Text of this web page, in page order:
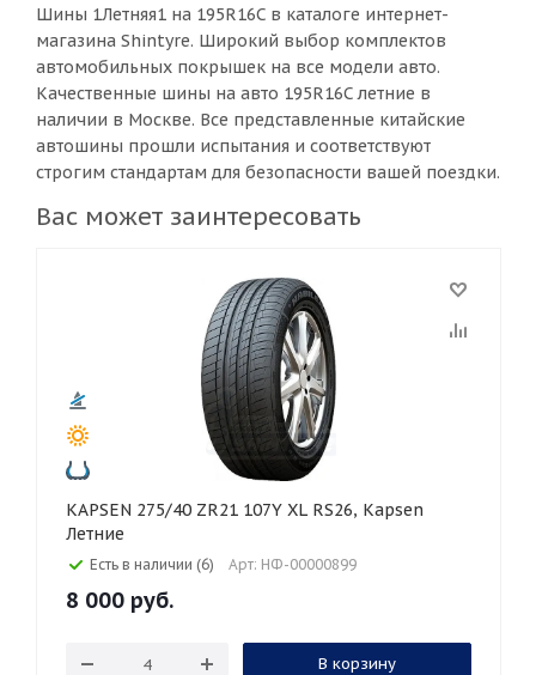
Шины 1Летняя1 на 195R16C в каталоге интернет-
магазина Shintyre. Широкий выбор комплектов
автомобильных покрышек на все модели авто.
Качественные шины на авто 195R16C летние в
наличии в Москве. Все представленные китайские
автошины прошли испытания и соответствуют
строгим стандартам для безопасности вашей поездки.
Вас может заинтересовать
KAPSEN 275/40 ZR21 107Y XL RS26, Kapsen
Летние
Есть в наличии (6) Арт: НФ-00000899
8 000 руб.
В корзину